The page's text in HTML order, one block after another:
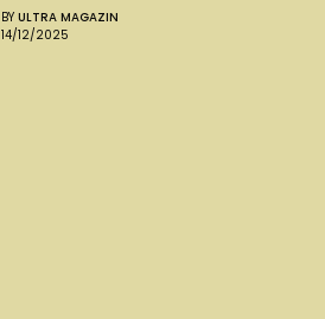
BY ULTRA MAGAZIN
14/12/2025